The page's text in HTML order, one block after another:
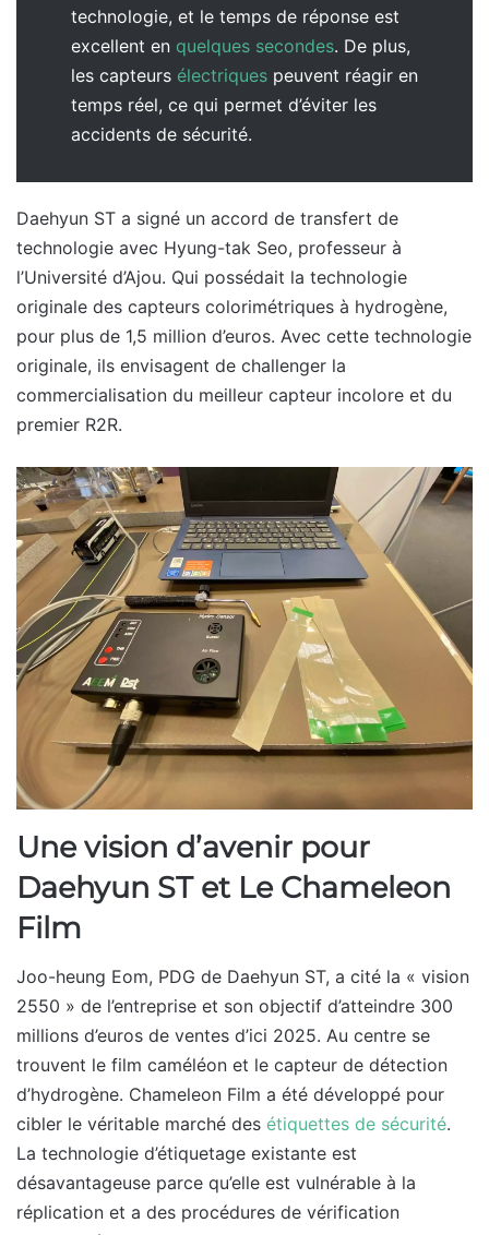
technologie, et le temps de réponse est
excellent en quelques secondes. De plus,
les capteurs électriques peuvent réagir en
temps réel, ce qui permet d’éviter les
accidents de sécurité.
Daehyun ST a signé un accord de transfert de
technologie avec Hyung-tak Seo, professeur à
l’Université d’Ajou. Qui possédait la technologie
originale des capteurs colorimétriques à hydrogène,
pour plus de 1,5 million d’euros. Avec cette technologie
originale, ils envisagent de challenger la
commercialisation du meilleur capteur incolore et du
premier R2R.
Une vision d’avenir pour
Daehyun ST et Le Chameleon
Film
Joo-heung Eom, PDG de Daehyun ST, a cité la « vision
2550 » de l’entreprise et son objectif d’atteindre 300
millions d’euros de ventes d’ici 2025. Au centre se
trouvent le film caméléon et le capteur de détection
d’hydrogène. Chameleon Film a été développé pour
cibler le véritable marché des étiquettes de sécurité.
La technologie d’étiquetage existante est
désavantageuse parce qu’elle est vulnérable à la
réplication et a des procédures de vérification